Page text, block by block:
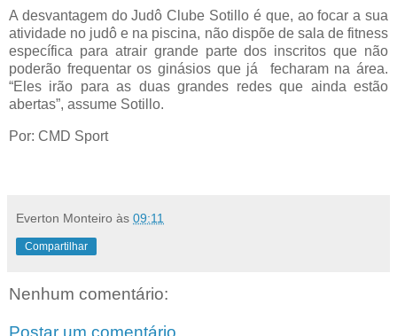
A desvantagem do Judô Clube Sotillo é que, ao focar a sua
atividade no judô e na piscina, não dispõe de sala de fitness
específica para atrair grande parte dos inscritos que não
poderão frequentar os ginásios que já fecharam na área.
“Eles irão para as duas grandes redes que ainda estão
abertas”, assume Sotillo.
Por: CMD Sport
Everton Monteiro às 09:11
Compartilhar
Nenhum comentário:
Postar um comentário